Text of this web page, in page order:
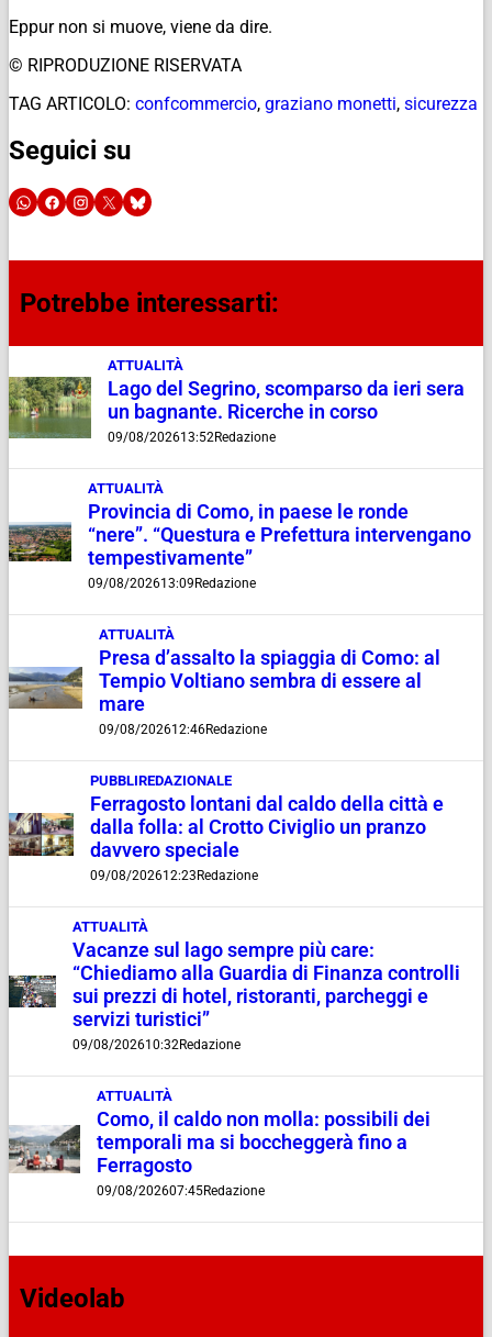
Eppur non si muove, viene da dire.
© RIPRODUZIONE RISERVATA
TAG ARTICOLO: confcommercio, graziano monetti, sicurezza
Seguici su
Potrebbe interessarti:
ATTUALITÀ
Lago del Segrino, scomparso da ieri sera
un bagnante. Ricerche in corso
09/08/202613:52Redazione
ATTUALITÀ
Provincia di Como, in paese le ronde
“nere”. “Questura e Prefettura intervengano
tempestivamente”
09/08/202613:09 Redazione
ATTUALITÀ
Presa d’assalto la spiaggia di Como: al
Tempio Voltiano sembra di essere al
mare
09/08/202612:46Redazione
PUBBLIREDAZIONALE
Ferragosto lontani dal caldo della città e
dalla folla: al Crotto Civiglio un pranzo
davvero speciale
09/08/202612:23 Redazione
ATTUALITÀ
Vacanze sul lago sempre più care:
“Chiediamo alla Guardia di Finanza controlli
sui prezzi di hotel, ristoranti, parcheggi e
servizi turistici”
09/08/202610:32Redazione
ATTUALITÀ
Como, il caldo non molla: possibili dei
temporali ma si boccheggerà fino a
Ferragosto
09/08/202607:45Redazione
Videolab